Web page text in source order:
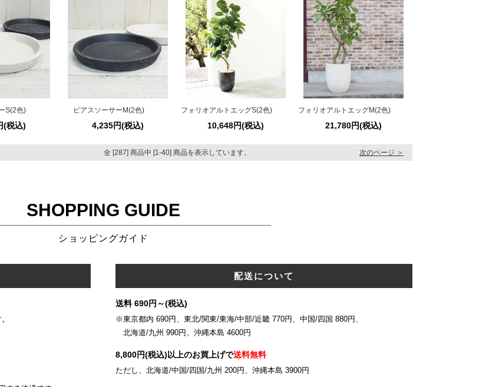
S(2色)
(税込)
ビアスソーサーM(2色)
4,235円(税込)
フォリオアルトエッグS(2色)
10,648円(税込)
フォリオアルトエッグM(2色)
21,780円(税込)
全 [287] 商品中 [1-40] 商品を表示しています。 次のページ ＞
SHOPPING GUIDE
ショッピングガイド
配送について
送料 690円～(税込)
※東京都内 690円、東北/関東/東海/中部/近畿 770円、中国/四国 880円、
北海道/九州 990円、沖縄本島 4600円
8,800円(税込)以上のお買上げで送料無料
ただし、北海道/中国/四国/九州 200円、沖縄本島 3900円